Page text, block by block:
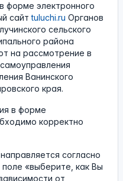
форме электронного
сайтtuluchi.ru Органов
сельского
района
на рассмотрение в
Ванинского
края.
в форме
корректно
согласно
«выберите, как Вы
от